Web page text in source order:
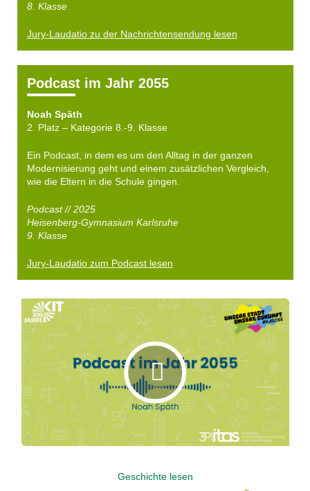
8. Klasse
Jury-Laudatio zu der Nachrichtensendung lesen
Podcast im Jahr 2055
Noah Späth
2. Platz – Kategorie 8.-9. Klasse
Ein Podcast, in dem es um den Alltag in der ganzen
Modernisierung geht und einem zusätzlichen Vergleich,
wie die Eltern in die Schule gingen.
Podcast // 2025
Heisenberg-Gymnasium Karlsruhe
9. Klasse
Jury-Laudatio zum Podcast lesen
Geschichte lesen